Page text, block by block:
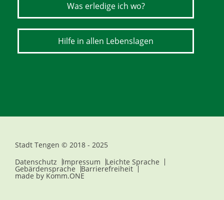
Was erledige ich wo?
Hilfe in allen Lebenslagen
Stadt Tengen © 2018 - 2025
Datenschutz
Impressum Leichte Sprache
Gebärdensprache Barrierefreiheit
made by Komm.ONE